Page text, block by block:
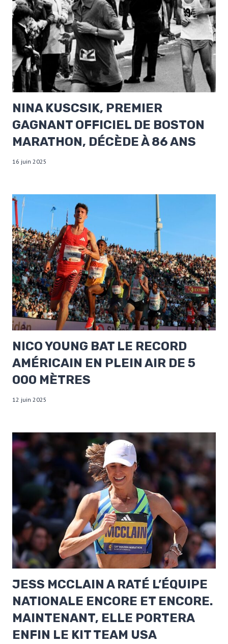
NINA KUSCSIK, PREMIER
GAGNANT OFFICIEL DE BOSTON
MARATHON, DÉCÈDE À 86 ANS
16 juin 2025
NICO YOUNG BAT LE RECORD
AMÉRICAIN EN PLEIN AIR DE 5
000 MÈTRES
12 juin 2025
JESS MCCLAIN A RATÉ L’ÉQUIPE
NATIONALE ENCORE ET ENCORE.
MAINTENANT, ELLE PORTERA
ENFIN LE KIT TEAM USA